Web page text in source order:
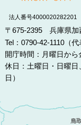
法人番号4000020282201
〒675-2395 兵庫県加
Tel：0790-42-1110（代
開庁時間：月曜日か
休日：土曜日・日曜
日）